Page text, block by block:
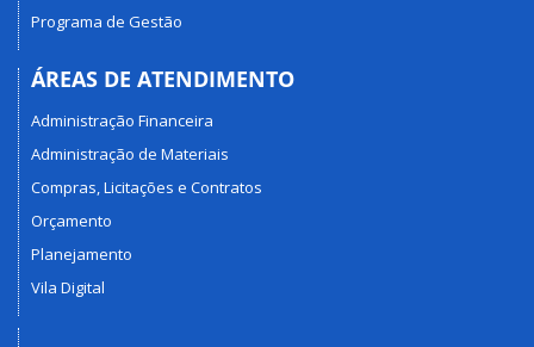
Programa de Gestão
ÁREAS DE ATENDIMENTO
Administração Financeira
Administração de Materiais
Compras, Licitações e Contratos
Orçamento
Planejamento
Vila Digital